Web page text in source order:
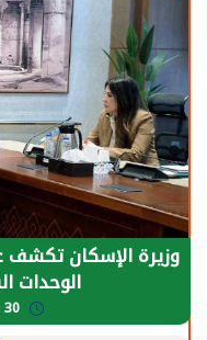
وزيرة الإسكان
الوحدات